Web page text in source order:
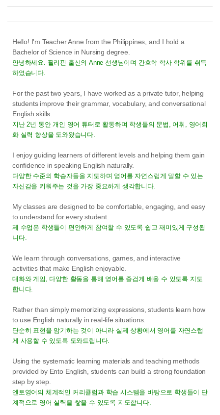
Hello! I'm Teacher Anne from the Philippines, and I hold a
Bachelor of Science in Nursing degree.
안녕하세요. 필리핀 출신의 Anne 선생님이며 간호학 학사 학위를 취득
하였습니다.
For the past two years, I have worked as a private tutor, helping
students improve their grammar, vocabulary, and conversational
English skills.
지난 2년 동안 개인 영어 튜터로 활동하며 학생들의 문법, 어휘, 영어회
화 실력 향상을 도와왔습니다.
I enjoy guiding learners of different levels and helping them gain
confidence in speaking English naturally.
다양한 수준의 학습자들을 지도하며 영어를 자연스럽게 말할 수 있는
자신감을 키워주는 것을 가장 중요하게 생각합니다.
My classes are designed to be comfortable, engaging, and easy
to understand for every student.
제 수업은 학생들이 편안하게 참여할 수 있도록 쉽고 재미있게 구성됩
니다.
We learn through conversations, games, and interactive
activities that make English enjoyable.
대화와 게임, 다양한 활동을 통해 영어를 즐겁게 배울 수 있도록 지도
합니다.
Rather than simply memorizing expressions, students learn how
to use English naturally in real-life situations.
단순히 표현을 암기하는 것이 아니라 실제 상황에서 영어를 자연스럽
게 사용할 수 있도록 도와드립니다.
Using the systematic learning materials and teaching methods
provided by Ento English, students can build a strong foundation
step by step.
엔토영어의 체계적인 커리큘럼과 학습 시스템을 바탕으로 학생들이 단
계적으로 영어 실력을 쌓을 수 있도록 지도합니다.